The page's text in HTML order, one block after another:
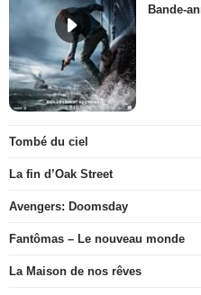
Bande-
Tombé du ciel
La fin d’Oak Street
Avengers: Doomsday
Fantômas – Le nouveau monde
La Maison de nos rêves